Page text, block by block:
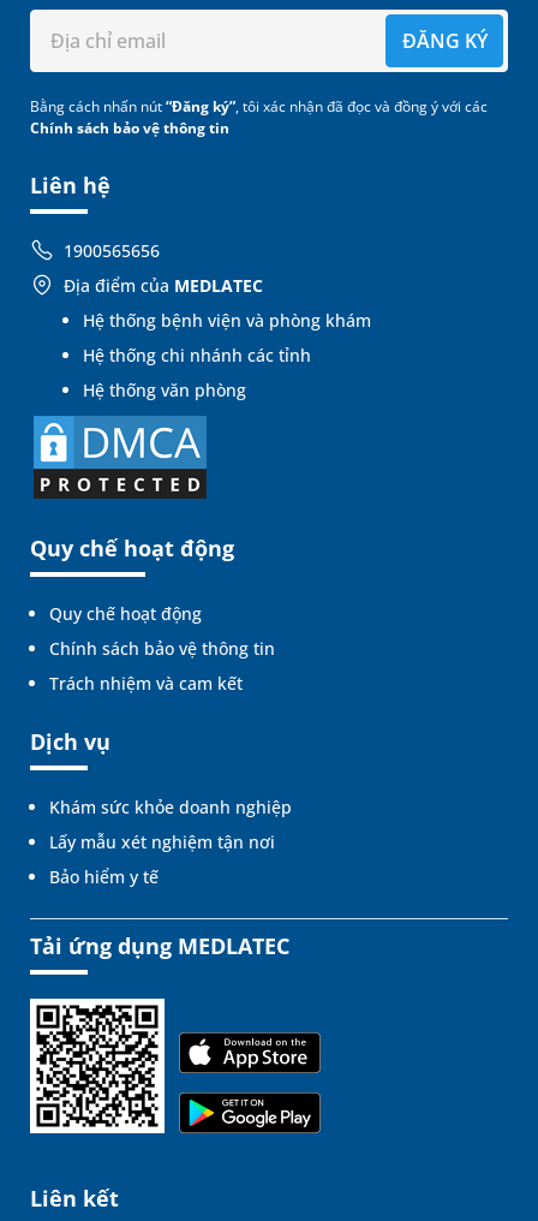
Liên hệ
1900565656
Địa điểm của MEDLATEC
Hệ thống bệnh viện và phòng khám
Hệ thống chi nhánh các tỉnh
Hệ thống văn phòng
Quy chế hoạt động
Quy chế hoạt động
Chính sách bảo vệ thông tin
Trách nhiệm và cam kết
Dịch vụ
Khám sức khỏe doanh nghiệp
Lấy mẫu xét nghiệm tận nơi
Bảo hiểm y tế
ĐĂNG KÝ
Bằng cách nhấn nút“Đăng ký”, tôi xác nhận đã đọc và đồng ý với các
Chính sách bảo vệ thông tin
Tải ứng dụng MEDLATEC
Liên kết